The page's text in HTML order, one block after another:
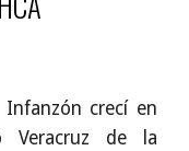
crecí en
Veracruz de la